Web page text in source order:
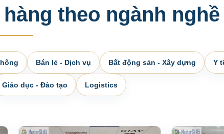
theo ngành nghề
Bán lẻ - Dịch vụ Bất động sản - Xây dựng Y
Giáo dục - Đào tạo Logistics